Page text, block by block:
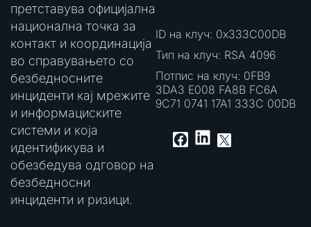
претставува официјална
национална точка за
контакт и координација
во справувањето со
безбедносните
инциденти кај мрежите
и информациските
системи и која
идентификува и
обезбедува одговор на
безбедносни
инциденти и ризици.
ID на клуч: 0x333C00DB
Тип на клуч: RSA 4096
Потпис на клуч: 0FB9
3DA3 E008 FA8B FC6A
9C71 0741 17A1 333C 00DB
Facebook
LinkedIn
X